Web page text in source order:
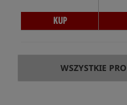
KUP
WSZYSTKIE